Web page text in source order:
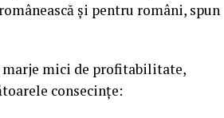
şi pentru români, spun
marje mici de profitabilitate,
consecinţe: